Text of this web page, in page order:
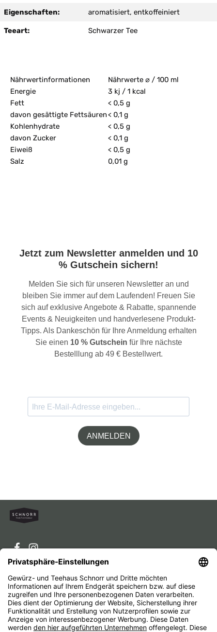
Eigenschaften: aromatisiert, entkoffeiniert
Teeart: Schwarzer Tee
Nährwertinformationen
Nährwerte ⌀ / 100 ml
Energie
3 kj / 1 kcal
Fett
< 0,5 g
davon gesättigte Fettsäuren< 0,1 g
Kohlenhydrate
< 0,5 g
davon Zucker
< 0,1 g
Eiweiß
< 0,5 g
Salz
0,01 g
Jetzt zum Newsletter anmelden und 10
% Gutschein sichern!
Melden Sie sich für unseren Newsletter an und
bleiben Sie immer auf dem Laufenden! Freuen Sie
sich auf exklusive Angebote & Rabatte, spannende
Events & Neuigkeiten und handverlesene Produkt-
Tipps. Als Dankeschön für Ihre Anmeldung erhalten
Sie einen 10 % Gutschein für Ihre nächste
Bestelllung ab 49 € Bestellwert.
ANMELDEN
Service-Hotline
Service